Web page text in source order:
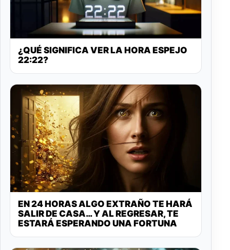
¿QUÉ SIGNIFICA VER LA HORA ESPEJO
22:22?
EN 24 HORAS ALGO EXTRAÑO TE HARÁ
SALIR DE CASA… Y AL REGRESAR, TE
ESTARÁ ESPERANDO UNA FORTUNA